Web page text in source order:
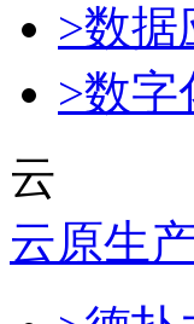
>数
>数字
云
云原生